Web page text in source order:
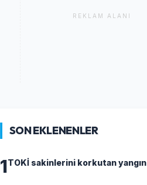
REKLAM ALANI
SON EKLENENLER
1TOKİ sakinlerini korkutan yangın